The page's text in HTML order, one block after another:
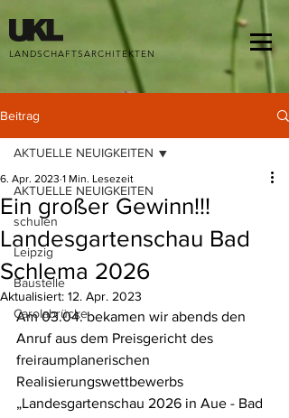
google-site-verification: google68d1ed1dfb7aff18.html
LANDSCHAFTSARCHITEKTEN
Beitrag
AKTUELLE NEUIGKEITEN
schulen
Leipzig
Baustelle
Carolabrücke
AKTUELLE NEUIGKEITEN
Ein großer Gewinn!!!
Landesgartenschau Bad
Schlema 2026
6. Apr. 2023 1 Min. Lesezeit
Aktualisiert: 12. Apr. 2023
Am 03.04. bekamen wir abends den
Anruf aus dem Preisgericht des
freiraumplanerischen
Realisierungswettbewerbs
„Landesgartenschau 2026 in Aue - Bad